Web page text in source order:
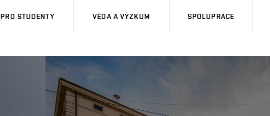
PRO STUDENTY VĚDA A VÝZKUM SPOLUPRÁCE